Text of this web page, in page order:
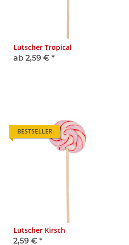
Lutscher Tropical
ab 2,59 € *
BESTSELLER
Lutscher Kirsch
2,59 € *